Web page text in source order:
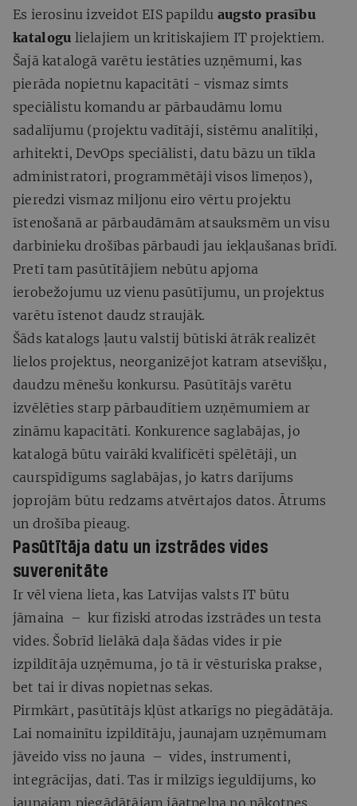
Es ierosinu izveidot EIS papildu augsto prasību
katalogu lielajiem un kritiskajiem IT projektiem.
Šajā katalogā varētu iestāties uzņēmumi, kas
pierāda nopietnu kapacitāti - vismaz simts
speciālistu komandu ar pārbaudāmu lomu
sadalījumu (projektu vadītāji, sistēmu analītiķi,
arhitekti, DevOps speciālisti, datu bāzu un tīkla
administratori, programmētāji visos līmeņos),
pieredzi vismaz miljonu eiro vērtu projektu
īstenošanā ar pārbaudāmām atsauksmēm un visu
darbinieku drošības pārbaudi jau iekļaušanas brīdī.
Pretī tam pasūtītājiem nebūtu apjoma
ierobežojumu uz vienu pasūtījumu, un projektus
varētu īstenot daudz straujāk.
Šāds katalogs ļautu valstij būtiski ātrāk realizēt
lielos projektus, neorganizējot katram atsevišķu,
daudzu mēnešu konkursu. Pasūtītājs varētu
izvēlēties starp pārbaudītiem uzņēmumiem ar
zināmu kapacitāti. Konkurence saglabājas, jo
katalogā būtu vairāki kvalificēti spēlētāji, un
caurspīdīgums saglabājas, jo katrs darījums
joprojām būtu redzams atvērtajos datos. Ātrums
un drošība pieaug.
Pasūtītāja datu un izstrādes vides
suverenitāte
Ir vēl viena lieta, kas Latvijas valsts IT būtu
jāmaina – kur fiziski atrodas izstrādes un testa
vides. Šobrīd lielākā daļa šādas vides ir pie
izpildītāja uzņēmuma, jo tā ir vēsturiska prakse,
bet tai ir divas nopietnas sekas.
Pirmkārt, pasūtītājs kļūst atkarīgs no piegādātāja.
Lai nomainītu izpildītāju, jaunajam uzņēmumam
jāveido viss no jauna – vides, instrumenti,
integrācijas, dati. Tas ir milzīgs ieguldījums, ko
jaunajam piegādātājam jāatpelna no nākotnes